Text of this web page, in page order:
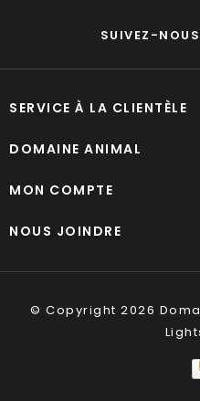
SUIVEZ-NOUS
SERVICE À LA CLIENTÈLE
DOMAINE ANIMAL
MON COMPTE
NOUS JOINDRE
© Copyright 2026